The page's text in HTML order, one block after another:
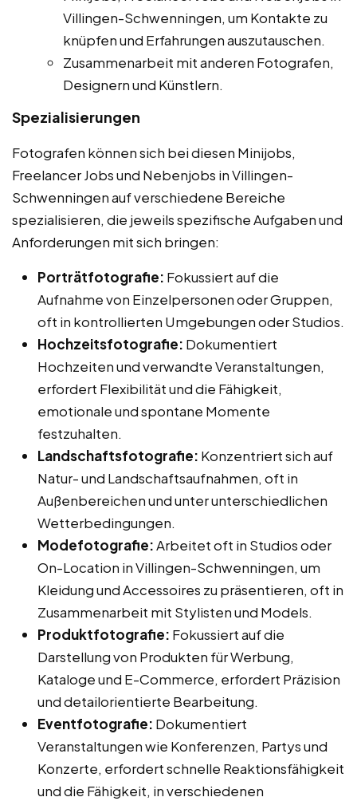
Villingen-Schwenningen, um Kontakte zu
knüpfen und Erfahrungen auszutauschen.
Zusammenarbeit mit anderen Fotografen,
Designern und Künstlern.
Spezialisierungen
Fotografen können sich bei diesen Minijobs,
Freelancer Jobs und Nebenjobs in Villingen-
Schwenningen auf verschiedene Bereiche
spezialisieren, die jeweils spezifische Aufgaben und
Anforderungen mit sich bringen:
Porträtfotografie: Fokussiert auf die
Aufnahme von Einzelpersonen oder Gruppen,
oft in kontrollierten Umgebungen oder Studios.
Hochzeitsfotografie: Dokumentiert
Hochzeiten und verwandte Veranstaltungen,
erfordert Flexibilität und die Fähigkeit,
emotionale und spontane Momente
festzuhalten.
Landschaftsfotografie: Konzentriert sich auf
Natur- und Landschaftsaufnahmen, oft in
Außenbereichen und unter unterschiedlichen
Wetterbedingungen.
Modefotografie:Arbeitet oft in Studios oder
On-Location in Villingen-Schwenningen, um
Kleidung und Accessoires zu präsentieren, oft in
Zusammenarbeit mit Stylisten und Models.
Produktfotografie: Fokussiert auf die
Darstellung von Produkten für Werbung,
Kataloge und E-Commerce, erfordert Präzision
und detailorientierte Bearbeitung.
Eventfotografie: Dokumentiert
Veranstaltungen wie Konferenzen, Partys und
Konzerte, erfordert schnelle Reaktionsfähigkeit
und die Fähigkeit, in verschiedenen